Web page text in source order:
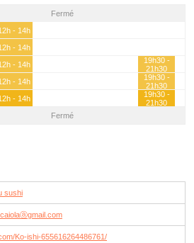
Fermé
- 14h
- 14h
- 14h
19h30 -
21h30
- 14h
19h30 -
21h30
- 14h
19h30 -
21h30
Fermé
sushi
Ko-ishi-655616264486761/